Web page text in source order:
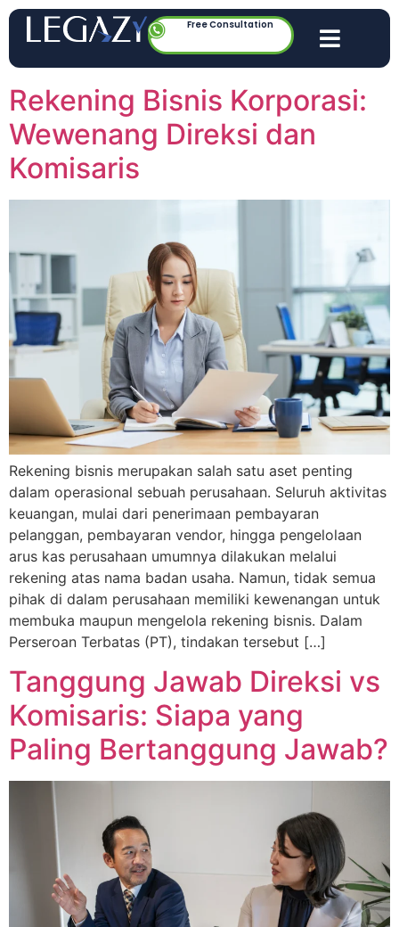
Free Consultation
Rekening Bisnis Korporasi:
Wewenang Direksi dan
Komisaris
Rekening bisnis merupakan salah satu aset penting
dalam operasional sebuah perusahaan. Seluruh aktivitas
keuangan, mulai dari penerimaan pembayaran
pelanggan, pembayaran vendor, hingga pengelolaan
arus kas perusahaan umumnya dilakukan melalui
rekening atas nama badan usaha. Namun, tidak semua
pihak di dalam perusahaan memiliki kewenangan untuk
membuka maupun mengelola rekening bisnis. Dalam
Perseroan Terbatas (PT), tindakan tersebut […]
Tanggung Jawab Direksi vs
Komisaris: Siapa yang
Paling Bertanggung Jawab?